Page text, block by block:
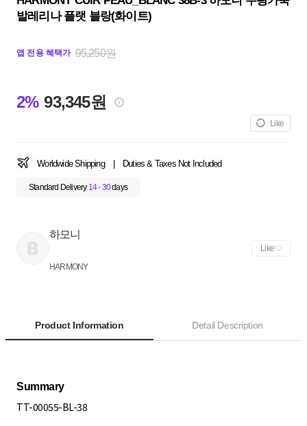
발레리나 플랫 블랑(화이트)
앱 전용 혜택가 95,250원
2% 93,345원
Like
Worldwide Shipping Duties & Taxes Not Included
Standard Delivery 14 - 30days
하모니
HARMONY
Like
Product Information Detail Description
Summary
TT-00055-BL-38